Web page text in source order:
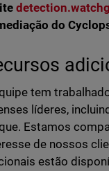
do
tem
líderes,
Estamos
de nossos
estão